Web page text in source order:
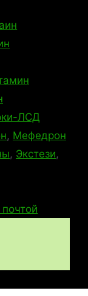
ЛСД
, Мефедрон
, Экстези,